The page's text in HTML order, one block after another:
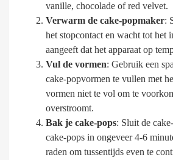
vanille, chocolade of red velvet.
Verwarm de cake-popmaker:
het stopcontact en wacht tot het
aangeeft dat het apparaat op
Vul de vormen: Gebruik een
cake-popvormen te vullen met
vormen niet te vol om te
overstroomt.
Bak je cake-pops: Sluit de
cake-pops in ongeveer 4-6
raden om tussentijds even te